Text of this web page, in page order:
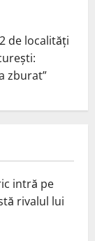
de localități
zburat”
intră pe
rivalul lui